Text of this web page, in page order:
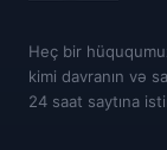
Heç bir
kimi davranın və
24 saat saytına